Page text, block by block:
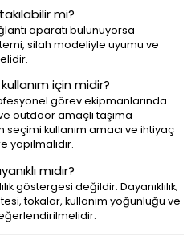
mi?
aparatı bulunuyorsa
silah modeliyle uyumu ve
için midir?
görev ekipmanlarında
outdoor amaçlı taşıma
kullanım amacı ve ihtiyaç
mıdır?
göstergesi değildir. Dayanıklılık;
tokalar, kullanım yoğunluğu ve